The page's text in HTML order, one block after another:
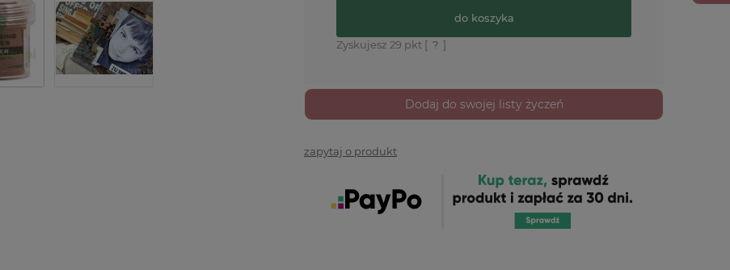
do koszyka
Zyskujesz 29 pkt [ ? ]
Dodaj do swojej listy życzeń
zapytaj o produkt